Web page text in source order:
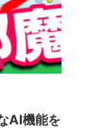
AI機能を